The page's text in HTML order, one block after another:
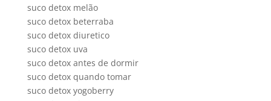
suco detox melão
suco detox beterraba
suco detox diuretico
suco detox uva
suco detox antes de dormir
suco detox quando tomar
suco detox yogoberry